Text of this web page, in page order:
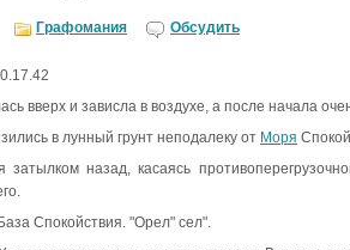
Графомания Обсудить
вверх и зависла в воздухе, а после начала
в лунный грунт неподалеку от Моря
затылком назад, касаясь
Спокойствия. "Орел" сел".